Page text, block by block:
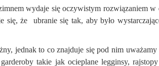
wydaje się oczywistym rozwiązaniem w
się, że ubranie się tak, aby było
jednak to co znajduje się pod nim
takie jak ocieplane legginsy,